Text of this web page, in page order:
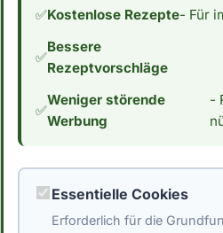
Artikel
aufgewärmte
geeignet?
aufgewärmte Erbsen
✅Kostenlose Rezepte- Für
✅
Bessere
Rezeptvorschläge
✅
Weniger störende
Werbung
-
Essentielle Cookies
Erforderlich für die